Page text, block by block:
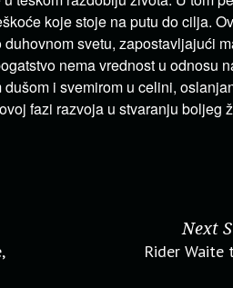
koje stoje na putu do cilja.
svetu, zapostavljajući
nema vrednost u odnosu
i svemirom u celini,
fazi razvoja u stvaranju boljeg
Next
Rider Waite